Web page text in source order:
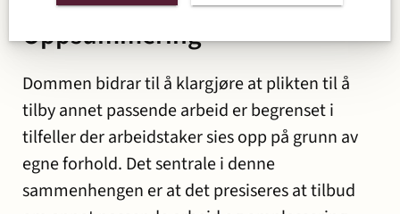
Oppsummering
Dommen bidrar til å klargjøre at plikten til å
tilby annet passende arbeid er begrenset i
tilfeller der arbeidstaker sies opp på grunn av
egne forhold. Det sentrale i denne
sammenhengen er at det presiseres at tilbud